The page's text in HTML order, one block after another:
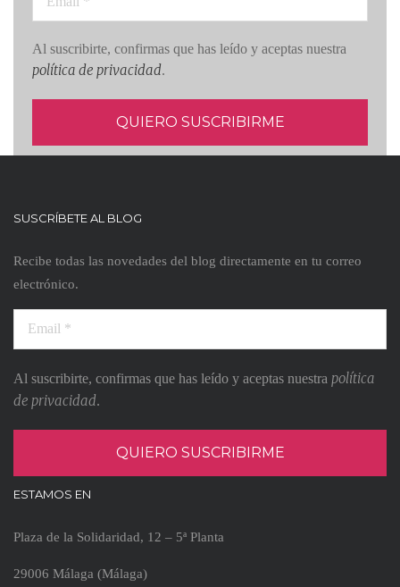
Al suscribirte, confirmas que has leído y aceptas nuestra
política de privacidad.
SUSCRÍBETE AL BLOG
Recibe todas las novedades del blog directamente en tu correo
electrónico.
Al suscribirte, confirmas que has leído y aceptas nuestra política
de privacidad.
ESTAMOS EN
Plaza de la Solidaridad, 12 – 5ª Planta
29006 Málaga (Málaga)